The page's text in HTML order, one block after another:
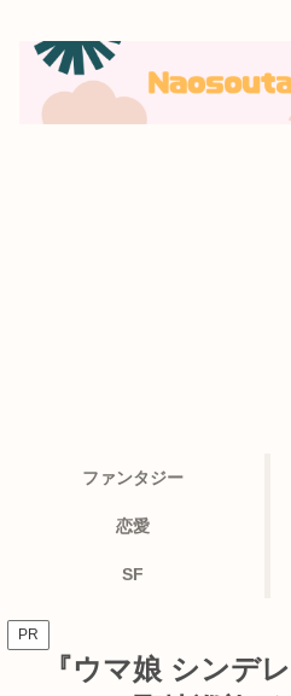
ファンタジー
恋愛
SF
PR
『ウマ娘 シンデ